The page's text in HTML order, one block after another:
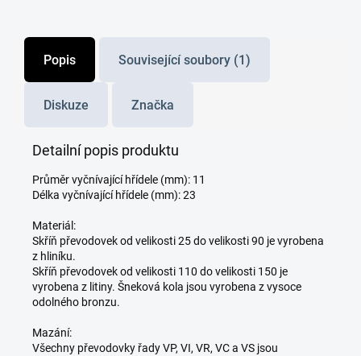
Popis Související soubory (1)
Diskuze Značka
Detailní popis produktu
Průměr vyčnívající hřídele (mm): 11
Délka vyčnívající hřídele (mm): 23
Materiál:
Skříň převodovek od velikosti 25 do velikosti 90 je vyrobena
z hliníku.
Skříň převodovek od velikosti 110 do velikosti 150 je
vyrobena z litiny. Šneková kola jsou vyrobena z vysoce
odolného bronzu.
Mazání:
Všechny převodovky řady VP, VI, VR, VC a VS jsou